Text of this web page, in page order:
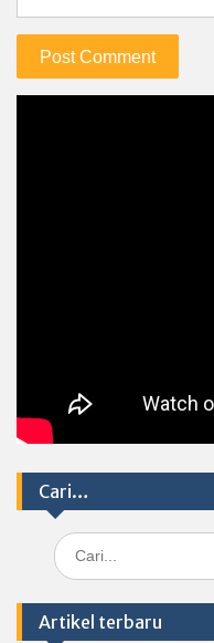
Cari…
Search
for:
Artikel terbaru